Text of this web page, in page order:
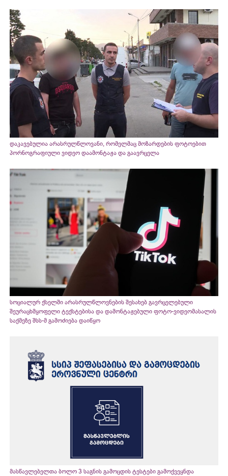
დაკავებულია არასრულწლოვანი, რომელმაც მოზარდების ფოტოებით
პორნოგრაფიული ვიდეო დაამონტაჟა და გაავრცელა
სოციალურ ქსელში არასრულწლოვნების შესახებ გავრცელებული
შეურაცხმყოფელი ტექსტებისა და დამონტაჟებული ფოტო-ვიდეომასალის
საქმეზე შსს-მ გამოძიება დაიწყო
მასწავლებელთა ბოლო 3 საგნის გამოცდის ტესტები გამოქვეყნდა